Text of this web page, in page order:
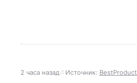
2 часа назад Источник: